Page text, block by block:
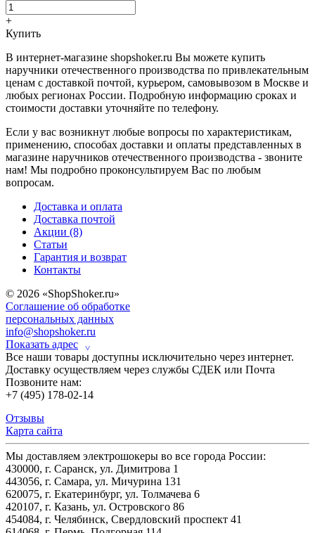
+
Купить
В интернет-магазине shopshoker.ru Вы можете купить
наручники отечественного производства по привлекательным
ценам с доставкой почтой, курьером, самовывозом в Москве и
любых регионах России. Подробную информацию сроках и
стоимости доставки уточняйте по телефону.
Если у вас возникнут любые вопросы по характеристикам,
применению, способах доставки и оплаты представленных в
магазине наручников отечественного производства - звоните
нам! Мы подробно проконсультируем Вас по любым
вопросам.
Доставка и оплата
Доставка почтой
Акции (8)
Статьи
Гарантия и возврат
Контакты
© 2026 «ShopShoker.ru»
Соглашение об обработке
персональных данных
info@shopshoker.ru
Показать адрес
˅
Все наши товары доступны исключительно через интернет.
Доставку осуществляем через службы СДЕК или Почта
Позвоните нам:
+7 (495) 178-02-14
Отзывы
Карта сайта
Мы доставляем электрошокеры во все города России:
430000, г. Саранск, ул. Димитрова 1
443056, г. Самара, ул. Мичурина 131
620075, г. Екатеринбург, ул. Толмачева 6
420107, г. Казань, ул. Островского 86
454084, г. Челябинск, Свердловский проспект 41